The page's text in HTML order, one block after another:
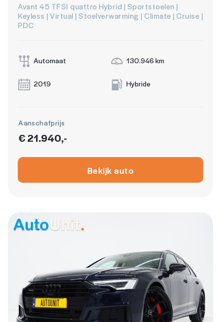
Avant 45 TFSI quattro Hybrid | Sportstoelen |
Keyless | Virtual | Stoelverwarming | Climate | Cruise |
PDC
Automaat 130.946 km
2019 Hybride
Aanschafprijs
€ 21.940,-
Bekijk auto